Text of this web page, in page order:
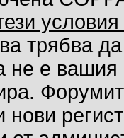
трябва
не е
нови